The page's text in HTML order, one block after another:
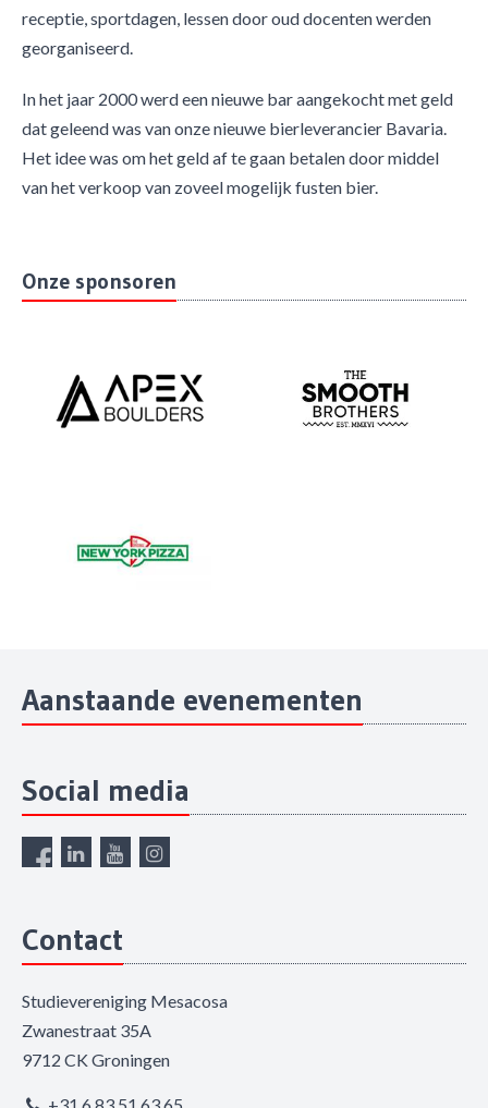
receptie, sportdagen, lessen door oud docenten werden
georganiseerd.
In het jaar 2000 werd een nieuwe bar aangekocht met geld
dat geleend was van onze nieuwe bierleverancier Bavaria.
Het idee was om het geld af te gaan betalen door middel
van het verkoop van zoveel mogelijk fusten bier.
Onze sponsoren
Aanstaande evenementen
Social media
Contact
Studievereniging Mesacosa
Zwanestraat 35A
9712 CK Groningen
+31 6 83 51 63 65